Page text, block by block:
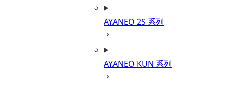
AYANEO 2S 系列
AYANEO KUN 系列